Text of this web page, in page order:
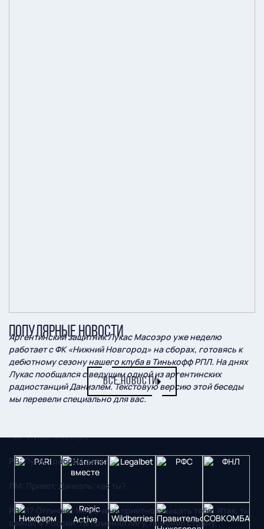
Аргентинский защитник Лукас Масоэро уже неделю
работает с ФК «Нижний Новгород» на сборах, готовясь к
дебютному сезону нашего клуба в Тинькофф РПЛ. На днях
Лукас пообщался с ведущим одной из аргентинских
радиостанций Даниэлем. Текстовую версию этой беседы
мы перевели специально для вас.
ЛМ* Лукас Масоэро
РВ: Лукас, добрый день!
ЛМ: Привет, Даниэль, как ты?
РВ: Я? Отлично! Мне очень приятно слышать тебя! Итак, ты
сейчас в России, ты поменял лигу, поменял страну,
ПОПУЛЯРНЫЕ НОВОСТИ
ВСЕ НОВОСТИ